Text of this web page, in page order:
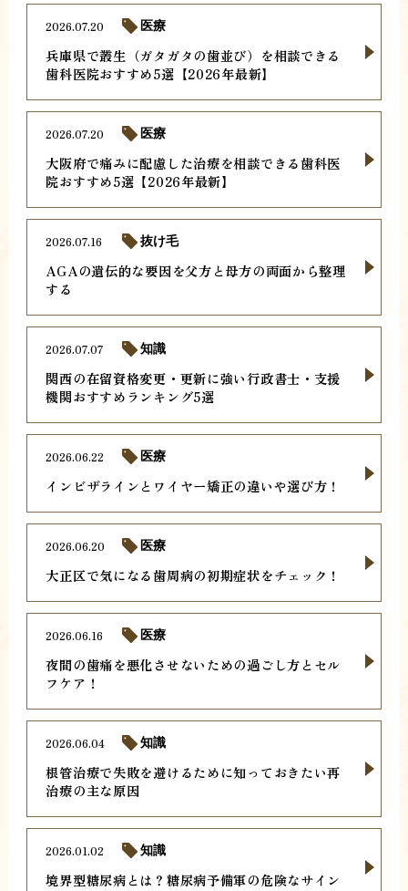
兵庫県で叢生（ガタガタの歯並び）を相談できる
歯科医院おすすめ5選【2026年最新】
2026.07.20 医療
大阪府で痛みに配慮した治療を相談できる歯科医
院おすすめ5選【2026年最新】
2026.07.20 医療
AGAの遺伝的な要因を父方と母方の両面から整理
する
2026.07.16 抜け毛
関西の在留資格変更・更新に強い行政書士・支援
機関おすすめランキング5選
2026.07.07 知識
インビザラインとワイヤー矯正の違いや選び方！
2026.06.22 医療
大正区で気になる歯周病の初期症状をチェック！
2026.06.20 医療
夜間の歯痛を悪化させないための過ごし方とセル
フケア！
2026.06.16 医療
根管治療で失敗を避けるために知っておきたい再
治療の主な原因
2026.06.04 知識
境界型糖尿病とは？糖尿病予備軍の危険なサイン
2026.01.02 知識